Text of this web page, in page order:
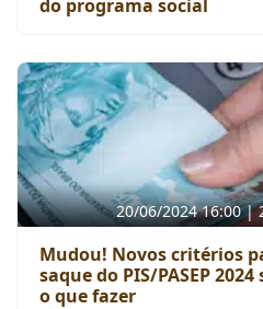
do programa social
20/06/2024 16:00 |
Mudou! Novos critérios
saque do PIS/PASEP
o que fazer